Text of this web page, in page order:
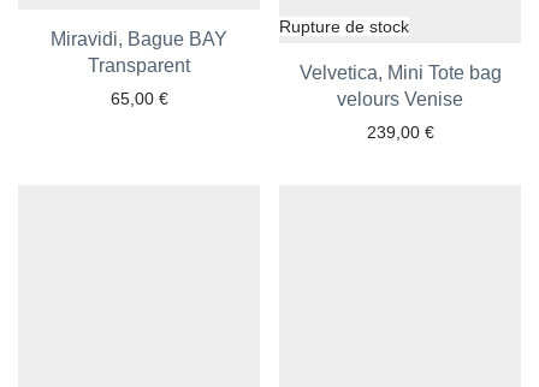
Miravidi, Bague BAY
Transparent
65,00 €
Ajouter aux favoris
Velvetica, Mini Tote bag
velours Venise
239,00 €
Ajouter aux favoris